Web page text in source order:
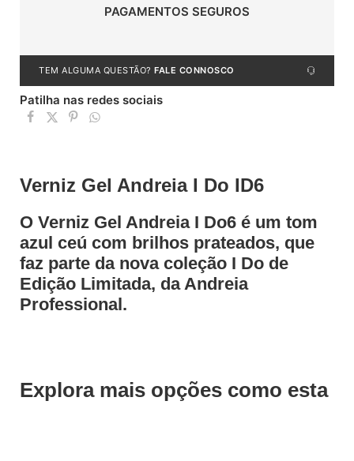
PAGAMENTOS SEGUROS
TEM ALGUMA QUESTÃO? FALE CONNOSCO
Patilha nas redes sociais
Verniz Gel Andreia I Do ID6
O Verniz Gel Andreia I Do6 é um tom
azul ceú com brilhos prateados, que
faz parte da nova coleção I Do de
Edição Limitada, da Andreia
Professional.
Explora mais opções como esta